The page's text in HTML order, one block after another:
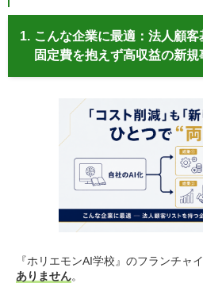
1. こんな企業に最適：法人顧客
固定費を抱えず高収益の新
『ホリエモンAI学校』のフランチャイ
ありません。